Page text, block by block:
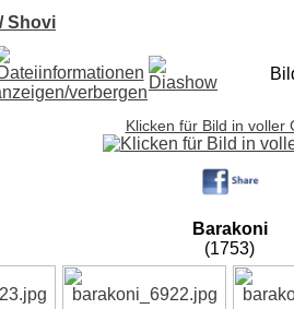
Shovi
Klicken für Bild in voller
Barakoni
(1753)